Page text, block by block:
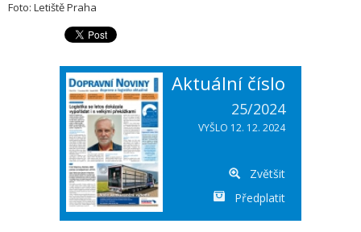
Foto: Letiště Praha
Aktuální číslo
25/2024
VYŠLO 12. 12. 2024
Zvětšit
Předplatit